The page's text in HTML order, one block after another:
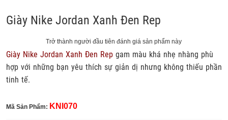
Giày Nike Jordan Xanh Đen Rep
Trở thành người đầu tiên đánh giá sản phẩm này
Giày Nike Jordan Xanh Đen Rep gam màu khá nhẹ nhàng phù
hợp với những bạn yêu thích sự giản dị nhưng không thiếu phần
tinh tế.
Mã Sản Phẩm: KNI070